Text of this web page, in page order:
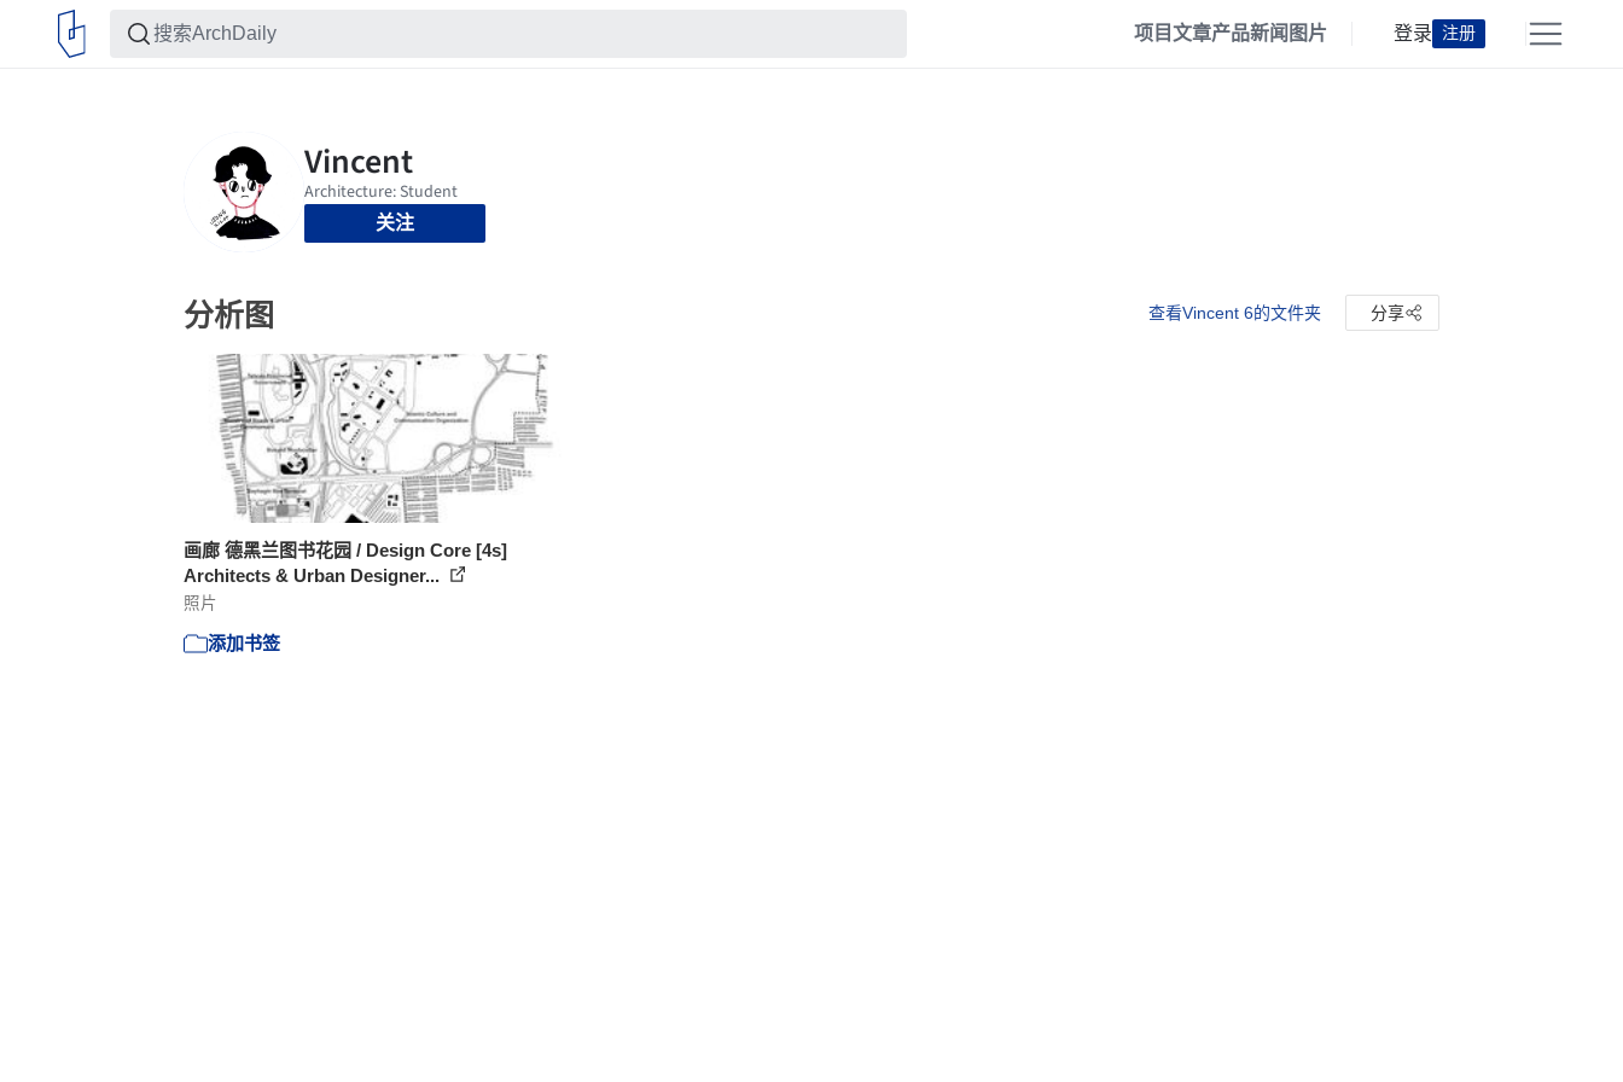
项目文章产品新闻 图片 登录 注册
关注
分析图 查看Vincent 6的文件夹 分享
画廊 德黑兰图书花园 / Design Core [4s]
Architects & Urban Designer...
照片
添加书签